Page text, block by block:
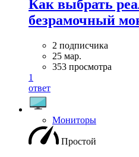
Как выбрать
безрамочный
2 подписчика
25 мар.
353 просмотра
1
ответ
Мониторы
Простой